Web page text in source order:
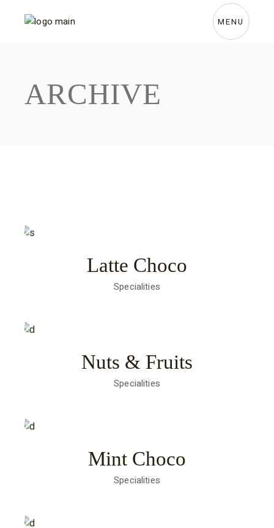
MENU
ARCHIVE
Latte Choco
Specialities
Nuts & Fruits
Specialities
Mint Choco
Specialities